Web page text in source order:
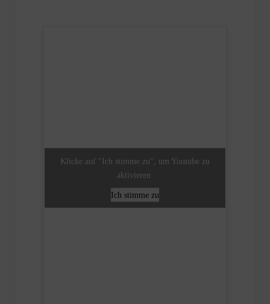
Klicke auf "Ich stimme zu", um Youtube zu
aktivieren
Ich stimme zu